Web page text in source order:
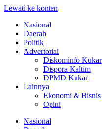
Lewati ke konten
Nasional
Daerah
Politik
Advertorial
Diskominfo Kukar
Dispora Kaltim
DPMD Kukar
Lainnya
Ekonomi & Bisnis
Opini
Nasional